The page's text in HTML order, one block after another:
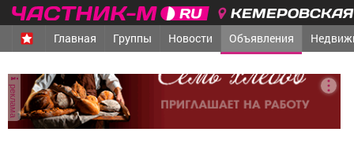
КЕМЕРОВСКАЯ
Главная Группы Новости Объявления
реклама